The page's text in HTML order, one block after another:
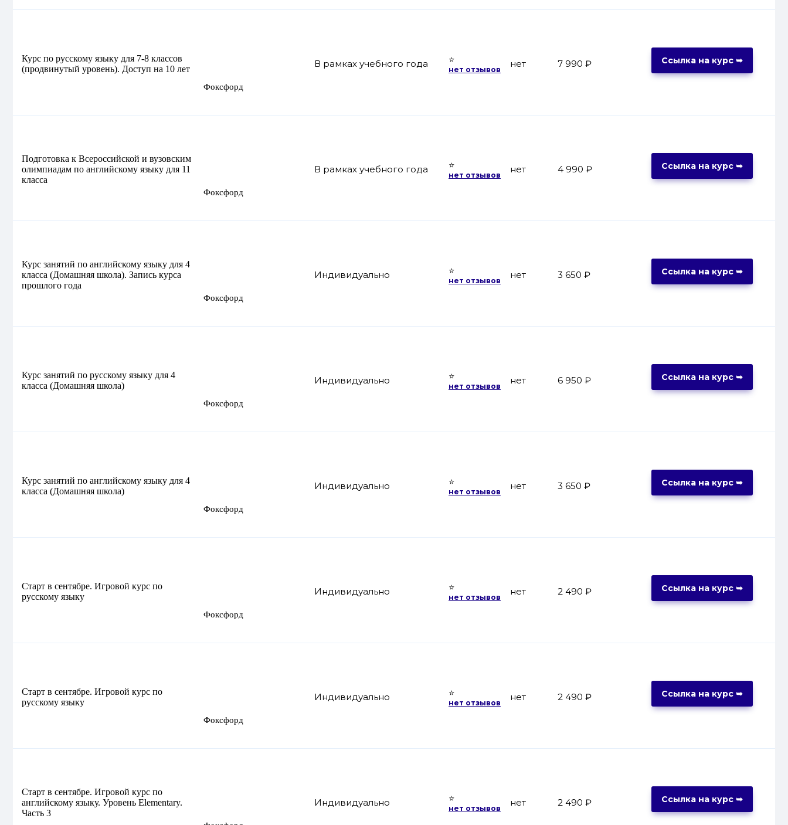
Курс по русскому языку для 7-8 классов
(продвинутый уровень). Доступ на 10 лет
Фоксфорд
В рамках учебного года ⭐
нет отзывов
нет 7 990 ₽ Ссылка на курс ➥
Подготовка к Всероссийской и вузовским
олимпиадам по английскому языку для 11
класса
Фоксфорд
В рамках учебного года ⭐
нет отзывов
нет 4 990 ₽ Ссылка на курс ➥
Курс занятий по английскому языку для 4
класса (Домашняя школа). Запись курса
прошлого года
Фоксфорд
Индивидуально ⭐
нет отзывов
нет 3 650 ₽ Ссылка на курс ➥
Курс занятий по русскому языку для 4
класса (Домашняя школа)
Фоксфорд
Индивидуально ⭐
нет отзывов
нет 6 950 ₽ Ссылка на курс ➥
Курс занятий по английскому языку для 4
класса (Домашняя школа)
Фоксфорд
Индивидуально ⭐
нет отзывов
нет 3 650 ₽ Ссылка на курс ➥
Старт в сентябре. Игровой курс по
русскому языку
Фоксфорд
Индивидуально ⭐
нет отзывов
нет 2 490 ₽ Ссылка на курс ➥
Старт в сентябре. Игровой курс по
русскому языку
Фоксфорд
Индивидуально ⭐
нет отзывов
нет 2 490 ₽ Ссылка на курс ➥
Старт в сентябре. Игровой курс по
английскому языку. Уровень Elementary.
Часть 3
Индивидуально ⭐
нет отзывов
нет 2 490 ₽ Ссылка на курс ➥